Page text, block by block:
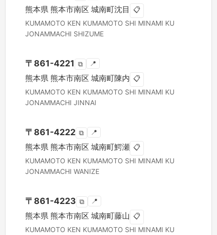
熊本県 熊本市南区 城南町沈目 📋
KUMAMOTO KEN KUMAMOTO SHI MINAMI KU
JONAMMACHI SHIZUME
〒 861-4221 ⧉ 📍
熊本県 熊本市南区 城南町陳内 📋
KUMAMOTO KEN KUMAMOTO SHI MINAMI KU
JONAMMACHI JINNAI
〒 861-4222 ⧉ 📍
熊本県 熊本市南区 城南町鰐瀬 📋
KUMAMOTO KEN KUMAMOTO SHI MINAMI KU
JONAMMACHI WANIZE
〒 861-4223 ⧉ 📍
熊本県 熊本市南区 城南町藤山 📋
KUMAMOTO KEN KUMAMOTO SHI MINAMI KU